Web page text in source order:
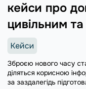
кейси про
цивільним
Кейси
Зброєю нового часу
діляться корисною
за заздалегідь